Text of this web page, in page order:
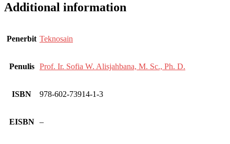
Additional information
Penerbit Teknosain
Penulis Prof. Ir. Sofia W. Alisjahbana, M. Sc., Ph. D.
ISBN 978-602-73914-1-3
EISBN –